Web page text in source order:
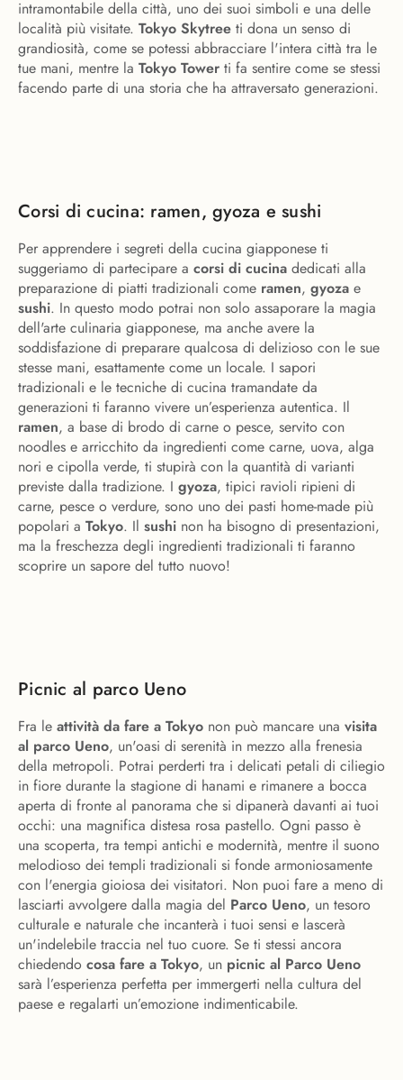
intramontabile della città, uno dei suoi simboli e una delle
località più visitate. Tokyo Skytree ti dona un senso di
grandiosità, come se potessi abbracciare l'intera città tra le
tue mani, mentre la Tokyo Tower ti fa sentire come se stessi
facendo parte di una storia che ha attraversato generazioni.
Corsi di cucina: ramen, gyoza e sushi
Per apprendere i segreti della cucina giapponese ti
suggeriamo di partecipare a corsi di cucina dedicati alla
preparazione di piatti tradizionali come ramen, gyoza e
sushi. In questo modo potrai non solo assaporare la magia
dell'arte culinaria giapponese, ma anche avere la
soddisfazione di preparare qualcosa di delizioso con le sue
stesse mani, esattamente come un locale. I sapori
tradizionali e le tecniche di cucina tramandate da
generazioni ti faranno vivere un’esperienza autentica. Il
ramen, a base di brodo di carne o pesce, servito con
noodles e arricchito da ingredienti come carne, uova, alga
nori e cipolla verde, ti stupirà con la quantità di varianti
previste dalla tradizione. I gyoza, tipici ravioli ripieni di
carne, pesce o verdure, sono uno dei pasti home-made più
popolari a Tokyo. Il sushi non ha bisogno di presentazioni,
ma la freschezza degli ingredienti tradizionali ti faranno
scoprire un sapore del tutto nuovo!
Picnic al parco Ueno
Fra le attività da fare a Tokyo non può mancare una visita
al parco Ueno, un'oasi di serenità in mezzo alla frenesia
della metropoli. Potrai perderti tra i delicati petali di ciliegio
in fiore durante la stagione di hanami e rimanere a bocca
aperta di fronte al panorama che si dipanerà davanti ai tuoi
occhi: una magnifica distesa rosa pastello. Ogni passo è
una scoperta, tra tempi antichi e modernità, mentre il suono
melodioso dei templi tradizionali si fonde armoniosamente
con l'energia gioiosa dei visitatori. Non puoi fare a meno di
lasciarti avvolgere dalla magia del Parco Ueno, un tesoro
culturale e naturale che incanterà i tuoi sensi e lascerà
un'indelebile traccia nel tuo cuore. Se ti stessi ancora
chiedendo cosa fare a Tokyo, un picnic al Parco Ueno
sarà l’esperienza perfetta per immergerti nella cultura del
paese e regalarti un’emozione indimenticabile.